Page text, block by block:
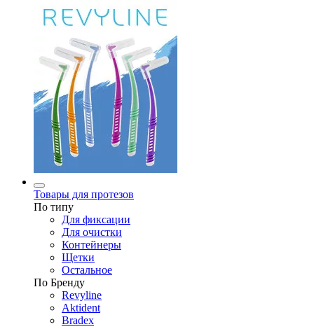
Товары для протезов
По типу
Для фиксации
Для очистки
Контейнеры
Щетки
Остальное
По Бренду
Revyline
Aktident
Bradex